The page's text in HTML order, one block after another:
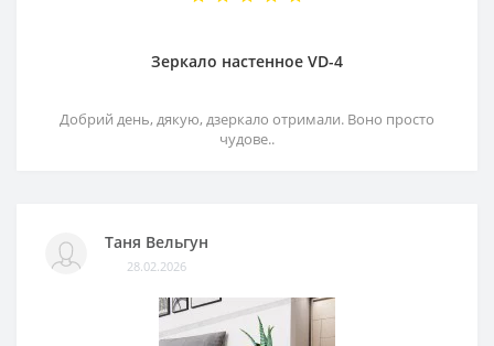
Зеркало настенное VD-4
Добрий день, дякую, дзеркало отримали. Воно просто
чудове..
Таня Вельгун
28.02.2026